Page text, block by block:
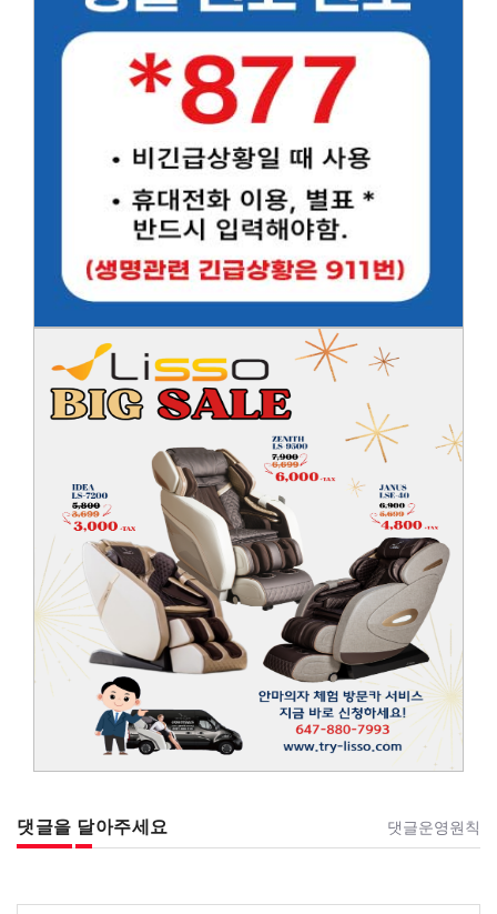
댓글을 달아주세요 댓글운영원칙